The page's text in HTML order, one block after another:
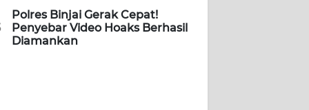
Polres Binjai Gerak Cepat!
Penyebar Video Hoaks Berhasil
Diamankan